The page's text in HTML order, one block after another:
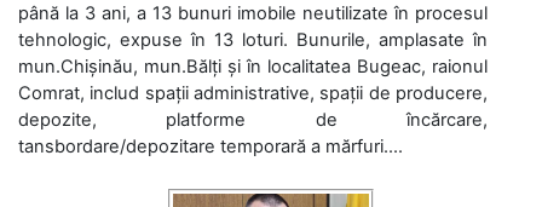
până la 3 ani, a 13 bunuri imobile neutilizate în procesul
tehnologic, expuse în 13 loturi. Bunurile, amplasate în
mun.Chișinău, mun.Bălți și în localitatea Bugeac, raionul
Comrat, includ spații administrative, spații de producere,
depozite, platforme de încărcare,
tansbordare/depozitare temporară a mărfuri....